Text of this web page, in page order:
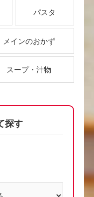
パスタ
メインのおかず
スープ・汁物
探す